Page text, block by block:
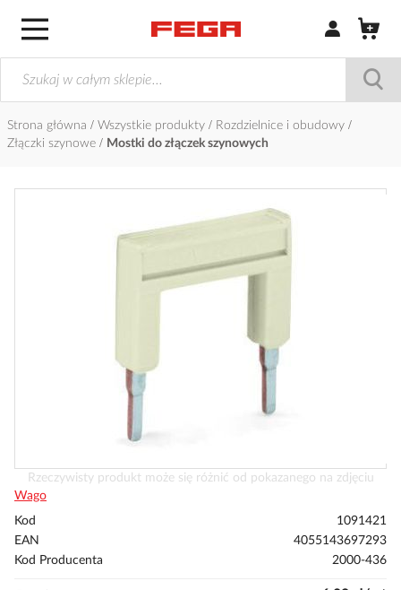
Zaloguj się /
Strona główna Wszystkie produkty
Rozdzielnice i obudowy
Złączki szynowe
Mostki do złączek szynowych
Przejdź
na
początek
Rzeczywisty produkt może się różnić od pokazanego na zdjęciu
Wago
Kod
1091421
EAN
4055143697293
Kod Producenta
2000-436